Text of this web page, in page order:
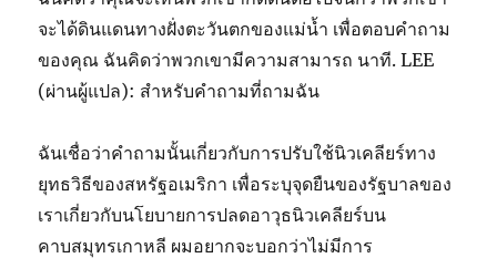
จะได้ดินแดนทางฝั่งตะวันตกของแม่น้ำ เพื่อตอบคำถาม
ของคุณ ฉันคิดว่าพวกเขามีความสามารถ นาที. LEE
(ผ่านผู้แปล): สำหรับคำถามที่ถามฉัน
ฉันเชื่อว่าคำถามนั้นเกี่ยวกับการปรับใช้นิวเคลียร์ทาง
ยุทธวิธีของสหรัฐอเมริกา เพื่อระบุจุดยืนของรัฐบาลของ
เราเกี่ยวกับนโยบายการปลดอาวุธนิวเคลียร์บน
คาบสมุทรเกาหลี ผมอยากจะบอกว่าไม่มีการ